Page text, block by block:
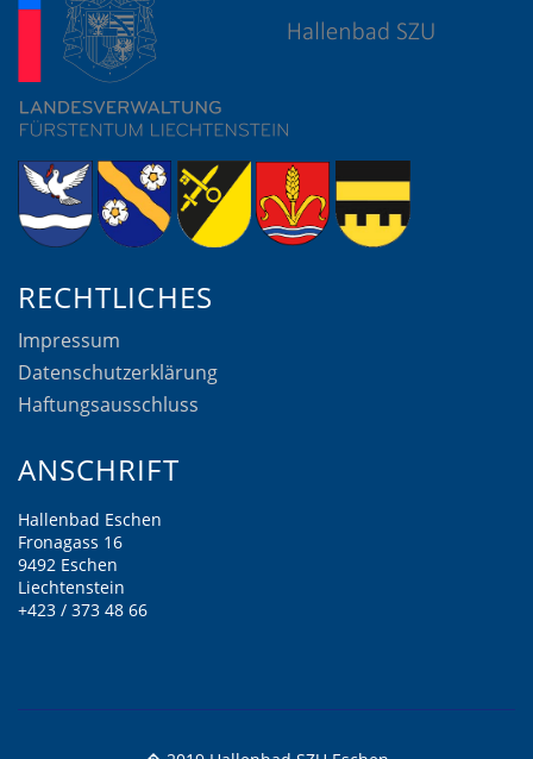
RECHTLICHES
Impressum
Datenschutzerklärung
Haftungsausschluss
ANSCHRIFT
Hallenbad Eschen
Fronagass 16
9492 Eschen
Liechtenstein
+423 / 373 48 66